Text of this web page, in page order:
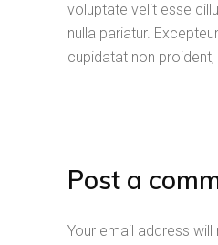
voluptate velit esse
nulla pariatur.
cupidatat non proident,
Post a
Your email address will